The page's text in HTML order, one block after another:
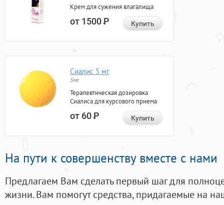
Крем для сужения влагалища
от 1500Р Купить
Сиалис 5 мг
5мг
Терапевтическая дозировка
Сиалиса для курсового приема
от 60Р Купить
На пути к совершенству вместе с нами
Предлагаем Вам сделать первый шаг для
жизни. Вам помогут средства, придагаемые на